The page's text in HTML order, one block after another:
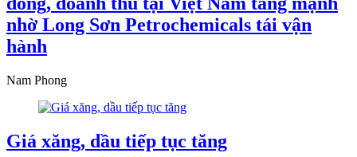
nhờ Long Sơn Petrochemicals tái vận
hành
Nam Phong
Giá xăng, dầu tiếp tục tăng